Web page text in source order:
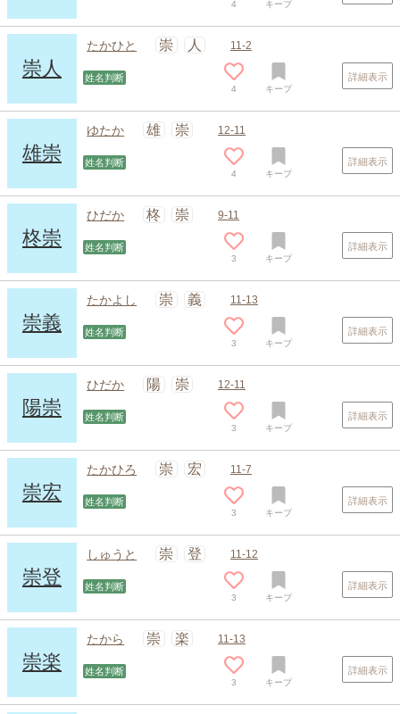
4 キープ
崇人
たかひと 崇 人 11-2
姓名判断
4 キープ
詳細表示
雄崇
ゆたか 雄 崇 12-11
姓名判断
4 キープ
詳細表示
柊崇
ひだか 柊 崇 9-11
姓名判断
3 キープ
詳細表示
崇義
たかよし 崇 義 11-13
姓名判断
3 キープ
詳細表示
陽崇
ひだか 陽 崇 12-11
姓名判断
3 キープ
詳細表示
崇宏
たかひろ 崇 宏 11-7
姓名判断
3 キープ
詳細表示
崇登
しゅうと 崇 登 11-12
姓名判断
3 キープ
詳細表示
崇楽
たから 崇 楽 11-13
姓名判断
3 キープ
詳細表示